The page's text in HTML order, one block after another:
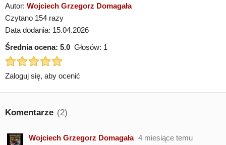
Autor: Wojciech Grzegorz Domagała
Czytano 154 razy
Data dodania: 15.04.2026
Średnia ocena: 5.0 Głosów: 1
Zaloguj się, aby ocenić
Komentarze (2)
Wojciech Grzegorz Domagała 4 miesiące temu